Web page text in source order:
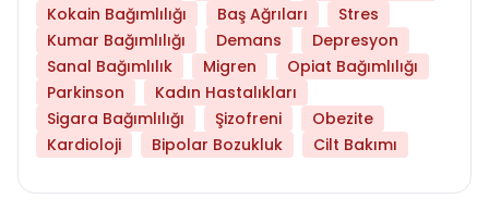
Kokain Bağımlılığı
Baş Ağrıları
Stres
Kumar Bağımlılığı
Demans
Depresyon
Sanal Bağımlılık
Migren
Opiat Bağımlılığı
Parkinson
Kadın Hastalıkları
Sigara Bağımlılığı
Şizofreni
Obezite
Kardioloji
Bipolar Bozukluk Cilt Bakımı